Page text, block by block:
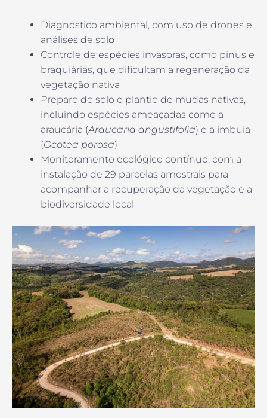
Diagnóstico ambiental, com uso de drones e
análises de solo
Controle de espécies invasoras, como pinus e
braquiárias, que dificultam a regeneração da
vegetação nativa
Preparo do solo e plantio de mudas nativas,
incluindo espécies ameaçadas como a
araucária (Araucaria angustifolia) e a imbuia
(Ocotea porosa)
Monitoramento ecológico contínuo, com a
instalação de 29 parcelas amostrais para
acompanhar a recuperação da vegetação e a
biodiversidade local